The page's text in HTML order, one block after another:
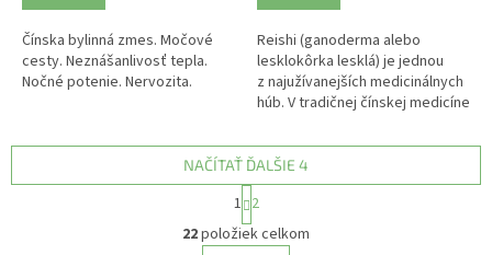
Čínska bylinná zmes. Močové
cesty. Neznášanlivosť tepla.
Nočné potenie. Nervozita.
Reishi (ganoderma alebo
lesklokôrka lesklá) je jednou
z najužívanejších medicinálnych
húb. V tradičnej čínskej medicíne
O
v
NAČÍTAŤ ĎALŠIE 4
S
t
r
á
1 2
22položiek celkom